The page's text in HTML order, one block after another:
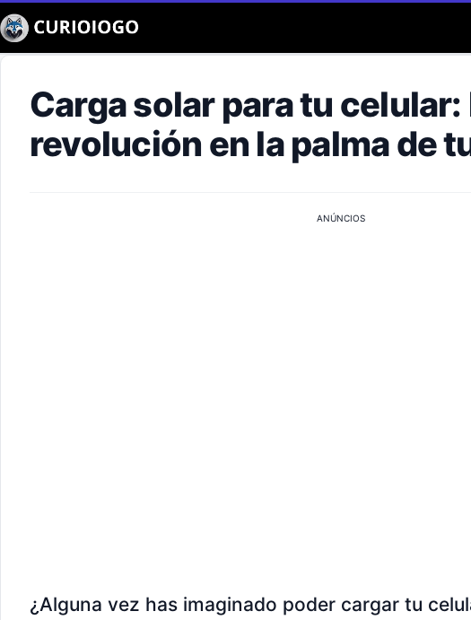
Carga solar para tu celular:
revolución en la palma de
ANÚNCIOS
¿Alguna vez has imaginado poder cargar tu